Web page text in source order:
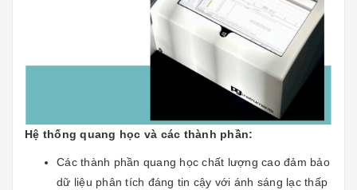
Hệ thống quang học và các thành phần:
Các thành phần quang học chất lượng cao đảm bảo
dữ liệu phân tích đáng tin cậy với ánh sáng lạc thấp